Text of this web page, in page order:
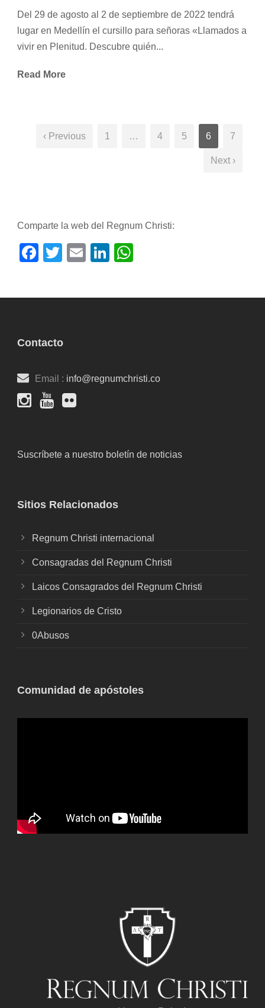
Del 29 de agosto al 2 de septiembre de 2022 tendrá
lugar en Medellín el cursillo para señoras «Llamados a
vivir en Plenitud. Descubre quién...
Read More
‹ Previous 1 … 4 5 6 7
Next ›
Comparte la web del Regnum Christi:
Facebook
Twitter
EmailLinkedIn
Contacto
Email : info@regnumchristi.co
Suscríbete a nuestro boletín de noticias
Sitios Relacionados
Regnum Christi internacional
Consagradas del Regnum Christi
Laicos Consagrados del Regnum Christi
Legionarios de Cristo
0Abusos
Comunidad de apóstoles